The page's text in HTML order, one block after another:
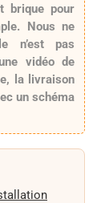
brique pour
. Nous ne
n’est pas
vidéode
la livraison
unschéma